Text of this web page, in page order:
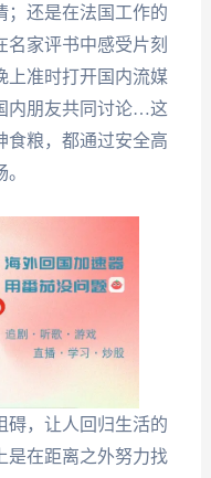
；还是在法国工作的
家评书中感受片刻
上准时打开国内流媒
内朋友共同讨论…这
食粮，都通过安全高
碍，让人回归生活的
是在距离之外努力找